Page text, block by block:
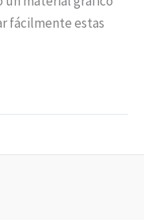
fácilmente estas